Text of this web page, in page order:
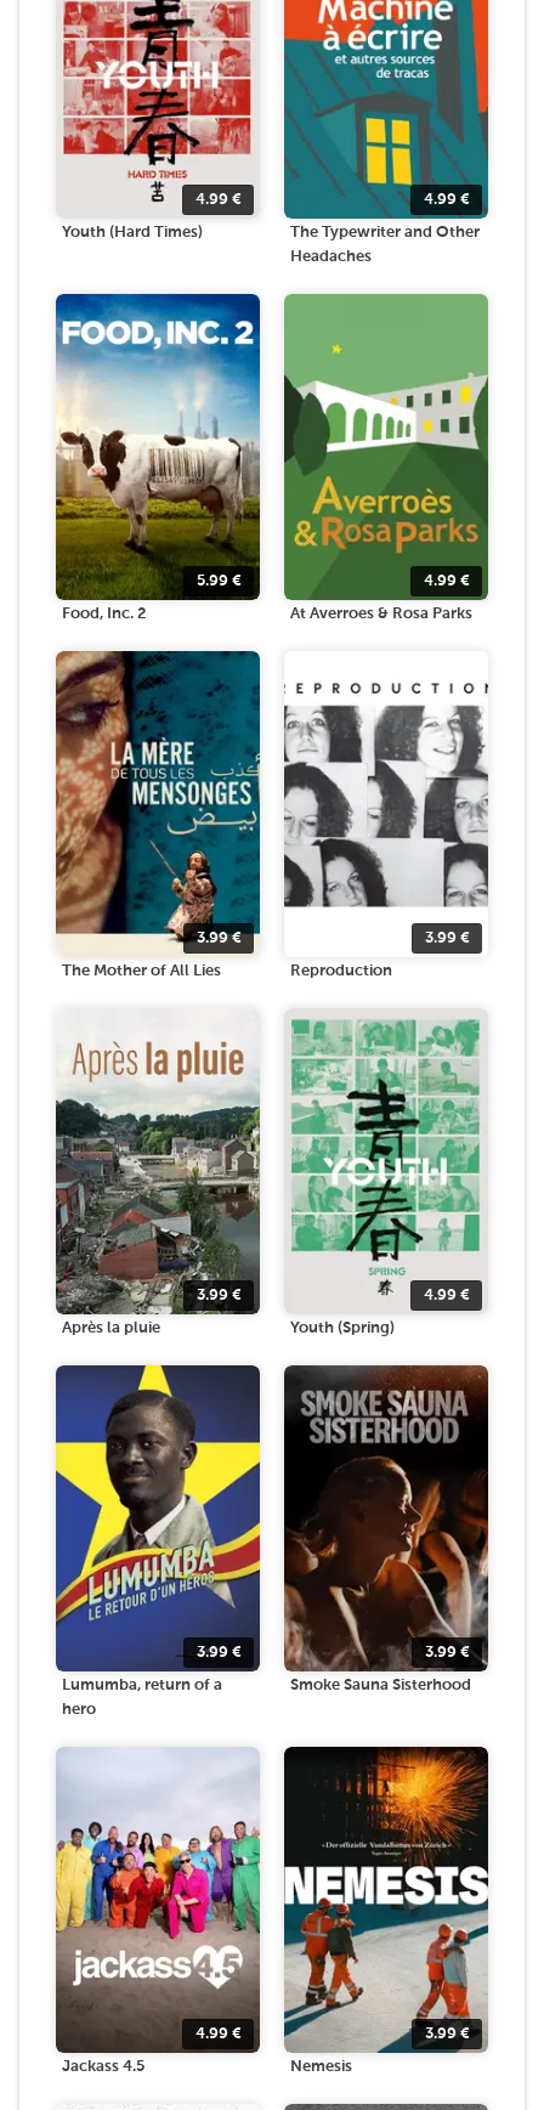
4.99 €
Youth (Hard Times)
4.99 €
The Typewriter and Other
Headaches
5.99 €
Food, Inc. 2
4.99 €
At Averroes & Rosa Parks
3.99€
The Mother of All Lies
3.99 €
Reproduction
3.99 €
Après la pluie
4.99 €
Youth (Spring)
3.99 €
Lumumba, return of a
hero
3.99 €
Smoke Sauna Sisterhood
4.99 €
Jackass 4.5
3.99€
Nemesis